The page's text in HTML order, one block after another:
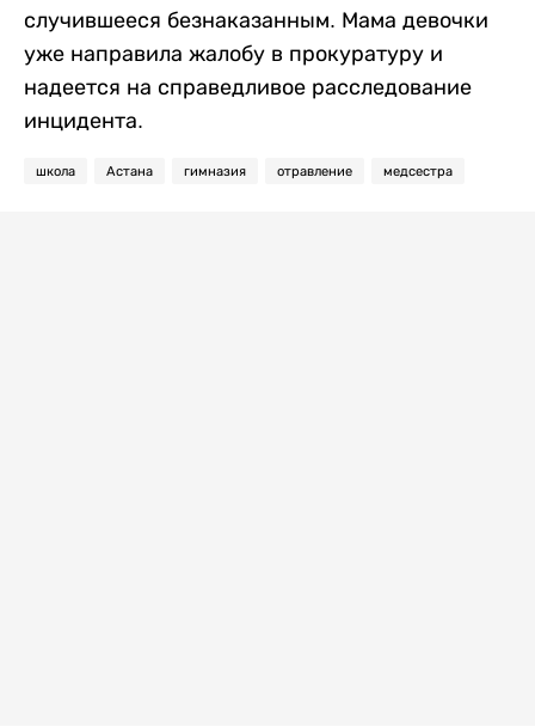
случившееся безнаказанным. Мама девочки
уже направила жалобу в прокуратуру и
надеется на справедливое расследование
инцидента.
школа Астана гимназия отравление медсестра